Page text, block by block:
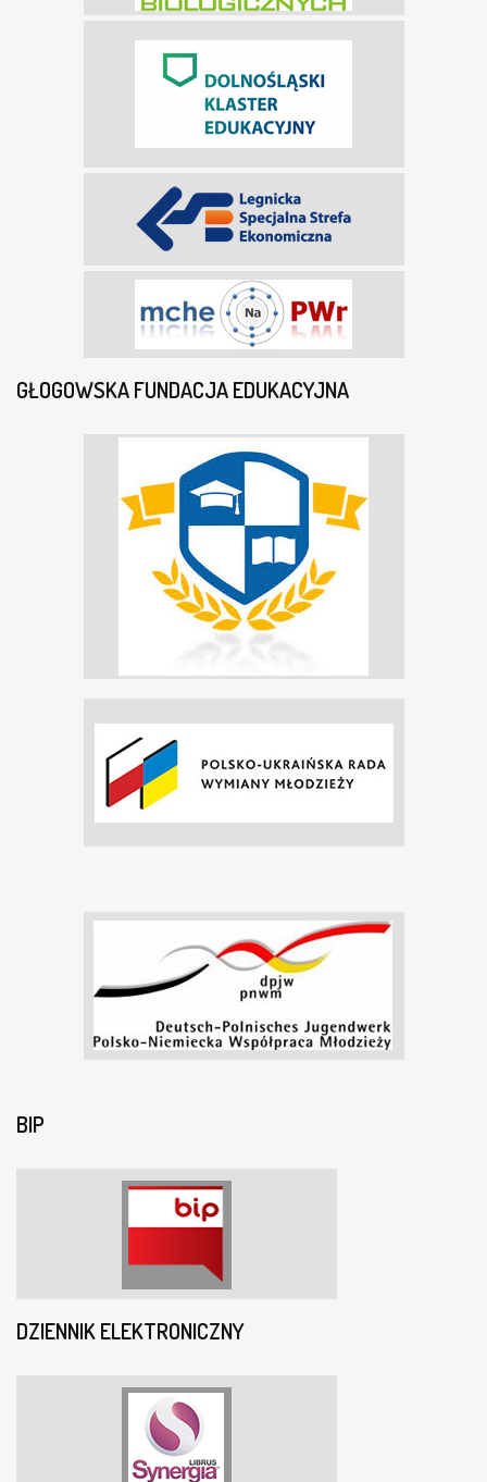
GŁOGOWSKA FUNDACJA EDUKACYJNA
BIP
DZIENNIK ELEKTRONICZNY